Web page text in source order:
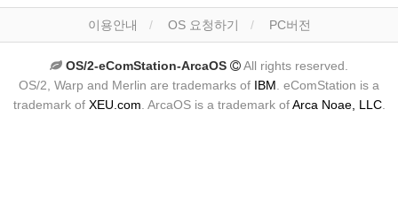
이용안내 OS 요청하기 PC버전
OS/2-eComStation-ArcaOS
All rights reserved.
OS/2, Warp and Merlin are trademarks of IBM . eComStation is a
trademark of XEU.com . ArcaOS is a trademark ofArca Noae, LLC.